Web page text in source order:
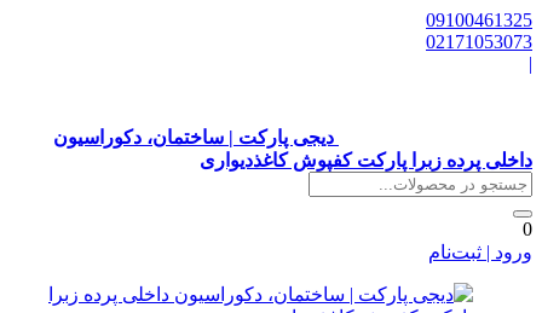
دیجی پارکت | ساختمان، دکوراسیون
پرده زبرا پارکت کفپوش کاغذدیواری
| ثبت‌نام